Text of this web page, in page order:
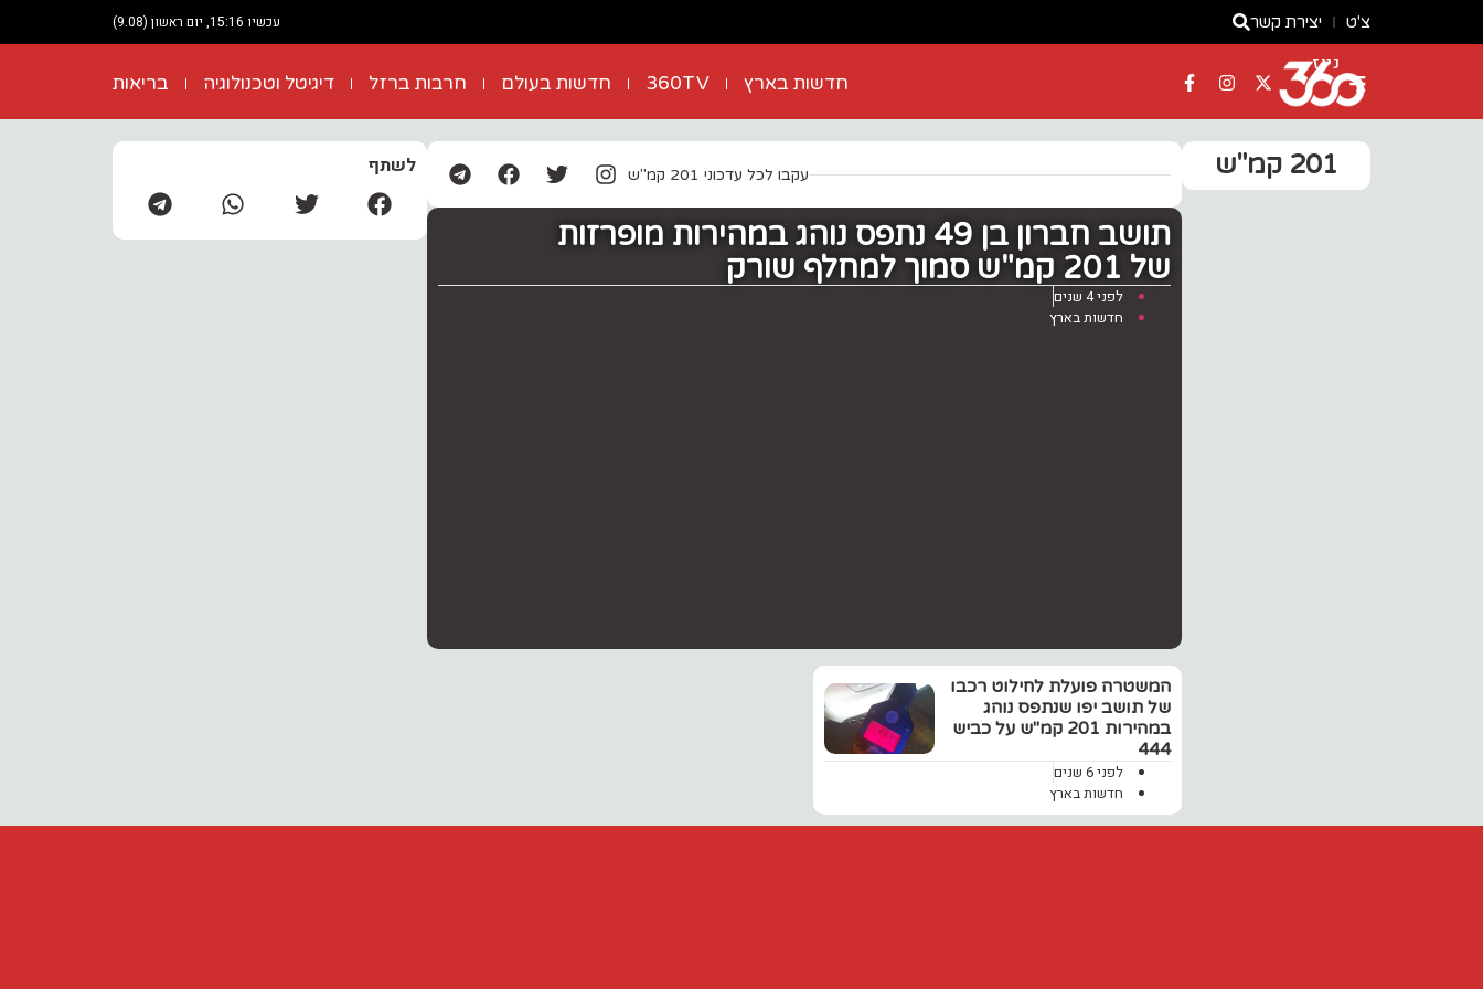
צ'ט יצירת קשר עכשיו 15:16, יום ראשון (9.08)
ניוז
חדשות בארץ 360TV חדשות בעולם חרבות ברזל דיגיטל וטכנולוגיה בריאות
201 קמ"ש עקבו לכל עדכוני 201 קמ"ש
תושב חברון בן 49 נתפס נוהג במהירות מופרזות
של 201 קמ"ש סמוך למחלף שורק
לפני 4 שנים
חדשות בארץ
המשטרה פועלת לחילוט רכבו
של תושב יפו שנתפס נוהג
במהירות 201 קמ"ש על כביש
444
לפני 6 שנים
חדשות בארץ
לשתף